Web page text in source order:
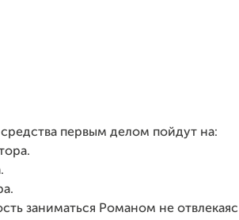
первым делом пойдут на:
заниматься Романом не